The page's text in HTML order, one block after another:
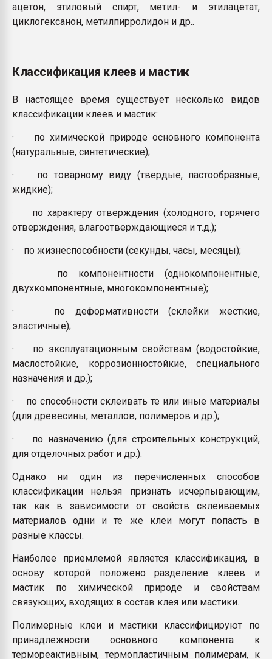
ацетон, этиловый спирт, метил- и этилацетат,
циклогексанон, метилпирролидон и др..
Классификация клеев и мастик
В настоящее время существует несколько видов
классификации клеев и мастик:
· по химической природе основного компонента
(натуральные, синтетические);
· по товарному виду (твердые, пастообразные,
жидкие);
· по характеру отверждения (холодного, горячего
отверждения, влагоотверждающиеся и т.д.);
· по жизнеспособности (секунды, часы, месяцы);
· по компонентности (однокомпонентные,
двухкомпонентные, многокомпонентные);
· по деформативности (склейки жесткие,
эластичные);
· по эксплуатационным свойствам (водостойкие,
маслостойкие, коррозионностойкие, специального
назначения и др.);
· по способности склеивать те или иные материалы
(для древесины, металлов, полимеров и др.);
· по назначению (для строительных конструкций,
для отделочных работ и др.).
Однако ни один из перечисленных способов
классификации нельзя признать исчерпывающим,
так как в зависимости от свойств склеиваемых
материалов одни и те же клеи могут попасть в
разные классы.
Наиболее приемлемой является классификация, в
основу которой положено разделение клеев и
мастик по химической природе и свойствам
связующих, входящих в состав клея или мастики.
Полимерные клеи и мастики классифицируют по
принадлежности основного компонента к
термореактивным, термопластичным полимерам, к